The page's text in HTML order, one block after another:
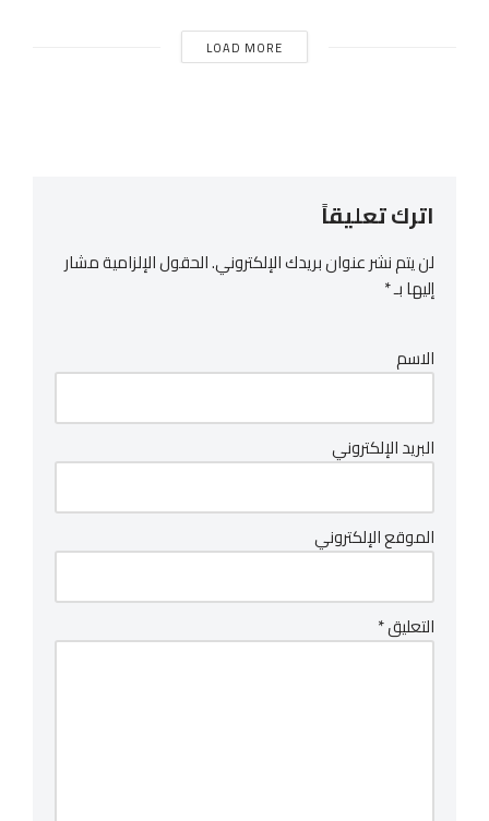
LOAD MORE
اترك تعليقاً
لن يتم نشر عنوان بريدك الإلكتروني.الحقول الإلزامية مشار
إليها بـ*
الاسم
البريد الإلكتروني
الموقع الإلكتروني
التعليق*